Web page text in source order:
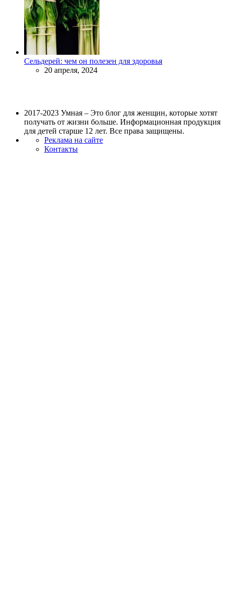
Сельдерей: чем он полезен для здоровья
20 апреля, 2024
2017-2023 Умная – Это блог для женщин, которые хотят
получать от жизни больше. Информационная продукция
для детей старше 12 лет. Все права защищены.
Реклама на сайте
Контакты